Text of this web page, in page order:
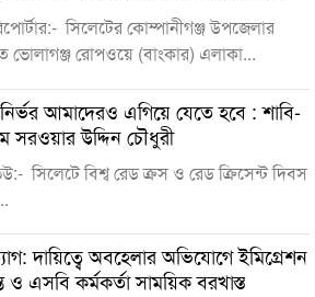
সিলেটের কোম্পানীগঞ্জ উপজেলার
ভোলাগঞ্জ রোপওয়ে (বাংকার) এলাকা...
নির্ভর আমাদেরও এগিয়ে যেতে হবে : শাবি-
সরওয়ার উদ্দিন চৌধুরী
সিলেটে বিশ্ব রেড ক্রস ও রেড ক্রিসেন্ট দিবস
দায়িত্বে অবহেলার অভিযোগে ইমিগ্রেশন
ও এসবি কর্মকর্তা সাময়িক বরখাস্ত